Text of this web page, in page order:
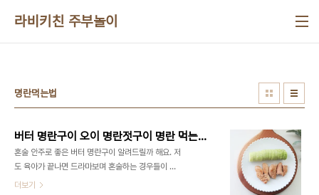
라비키친 주부놀이
명란먹는법
버터 명란구이 오이 명란젓구이 명란 먹는법 명란젓 요리 혼술 안주 추천 명란 요리
혼술 안주로 좋은 버터 명란구이 알려드릴까 해요. 저
도 육아가 끝나면 드라마보며 혼술하는 경우들이 종
종 있답니다. 그 시간이 얼마나 소중한지~ 혼술 안주
더보기